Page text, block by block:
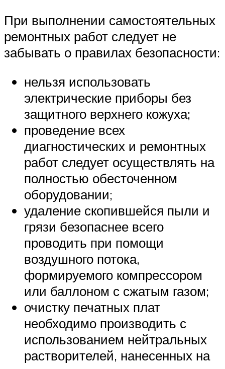
При выполнении самостоятельных
ремонтных работ следует не
забывать о правилах безопасности:
нельзя использовать
электрические приборы без
защитного верхнего кожуха;
проведение всех
диагностических и ремонтных
работ следует осуществлять на
полностью обесточенном
оборудовании;
удаление скопившейся пыли и
грязи безопаснее всего
проводить при помощи
воздушного потока,
формируемого компрессором
или баллоном с сжатым газом;
очистку печатных плат
необходимо производить с
использованием нейтральных
растворителей, нанесенных на